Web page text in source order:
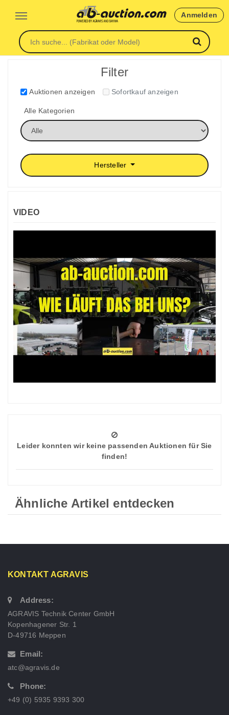
Anmelden
Filter
Auktionen anzeigen Sofortkauf anzeigen
Alle Kategorien
Hersteller
VIDEO
Leider konnten wir keine passenden Auktionen für Sie
finden!
Ähnliche Artikel entdecken
KONTAKT AGRAVIS
Address:
AGRAVIS Technik Center GmbH
Kopenhagener Str. 1
D-49716 Meppen
Email:
atc@agravis.de
Phone:
+49 (0) 5935 9393 300